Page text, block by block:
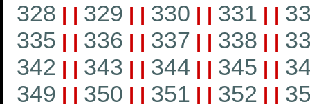
328 | | 329 | | 330 | | 331 | |
335 | | 336 | | 337 | | 338 | |
342 | | 343 | | 344 | | 345 | |
349 | | 350 | | 351 | | 352 | |